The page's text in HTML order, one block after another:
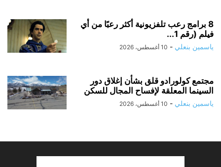
8 برامج رعب تلفزيونية أكثر رعبًا من أي
فيلم (رقم 1...
ياسمين بنعلي - 10 أغسطس، 2026
مجتمع كولورادو قلق بشأن إغلاق دور
السينما المعلقة لإفساح المجال للسكن
ياسمين بنعلي - 10 أغسطس، 2026